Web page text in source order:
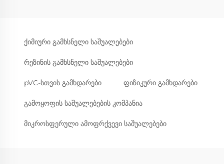
ქიმიური გამხსნელი საშუალებები
რეზინის გამხსნელი საშუალებები
pVC-სთვის გამხდარები ფიზიკური გამხდარები
გამოყოფის საშუალებების კომპანია
მიკროსფერული ამოფრქვევი საშუალებები